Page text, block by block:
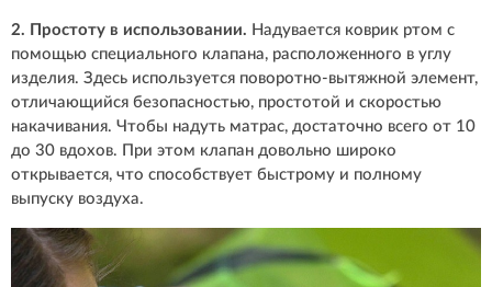
2. Простоту в использовании. Надувается коврик ртом с
помощью специального клапана, расположенного в углу
изделия. Здесь используется поворотно-вытяжной элемент,
отличающийся безопасностью, простотой и скоростью
накачивания. Чтобы надуть матрас, достаточно всего от 10
до 30 вдохов. При этом клапан довольно широко
открывается, что способствует быстрому и полному
выпуску воздуха.